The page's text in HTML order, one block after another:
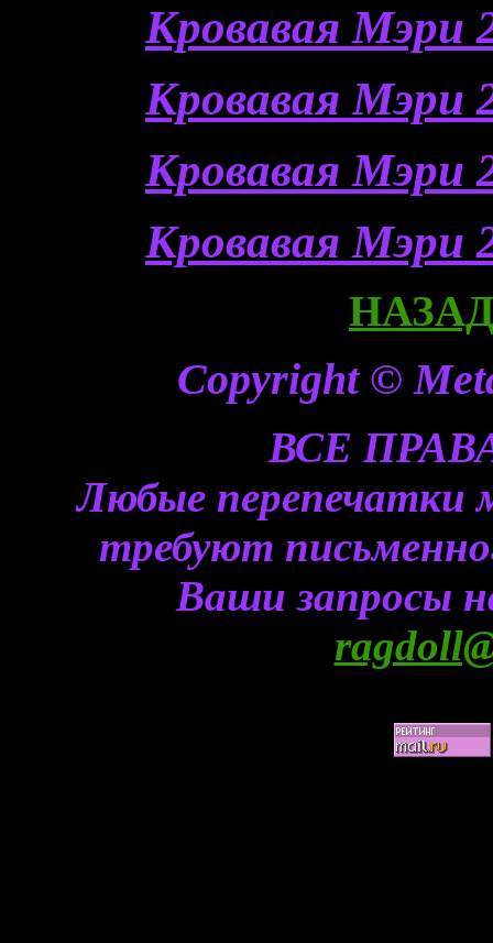
Кровавая Мэри
Кровавая Мэри
Кровавая Мэри
Кровавая Мэри
НАЗАД
Copyright ©
ВСЕ
Любые перепечатки
требуют
Ваши запросы